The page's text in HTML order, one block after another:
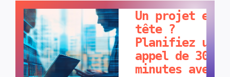
Un projet en
tête ?
Planifiez un
appel de 30
minutes avec